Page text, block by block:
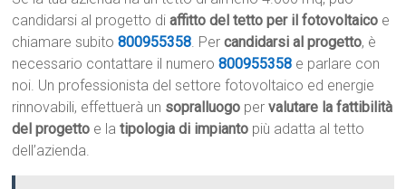
candidarsi al progetto diaffitto del tetto per il fotovoltaico e
chiamare subito800955358. Percandidarsi al progetto, è
necessario contattare il numero800955358 e parlare con
noi. Un professionista del settore fotovoltaico ed energie
rinnovabili, effettuerà un sopralluogo pervalutare la fattibilità
del progetto e latipologia di impianto più adatta al tetto
dell’azienda.